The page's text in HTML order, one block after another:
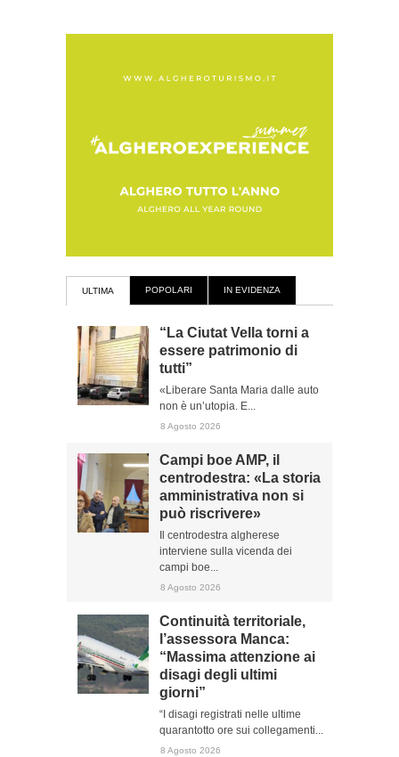
ULTIMA POPOLARI IN EVIDENZA
“La Ciutat Vella torni a
essere patrimonio di
tutti”
«Liberare Santa Maria dalle auto
non è un’utopia. E...
8 Agosto 2026
Campi boe AMP, il
centrodestra: «La storia
amministrativa non si
può riscrivere»
Il centrodestra algherese
interviene sulla vicenda dei
campi boe...
8 Agosto 2026
Continuità territoriale,
l’assessora Manca:
“Massima attenzione ai
disagi degli ultimi
giorni”
“I disagi registrati nelle ultime
quarantotto ore sui collegamenti...
8 Agosto 2026